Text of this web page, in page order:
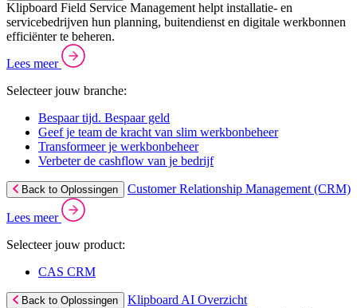
Klipboard Field Service Management helpt installatie- en
servicebedrijven hun planning, buitendienst en digitale werkbonnen
efficiënter te beheren.
Lees meer
Selecteer jouw branche:
Bespaar tijd. Bespaar geld
Geef je team de kracht van slim werkbonbeheer
Transformeer je werkbonbeheer
Verbeter de cashflow van je bedrijf
Back to Oplossingen Customer Relationship Management (CRM)
Lees meer
Selecteer jouw product:
CAS CRM
Back to Oplossingen
Klipboard AI Overzicht